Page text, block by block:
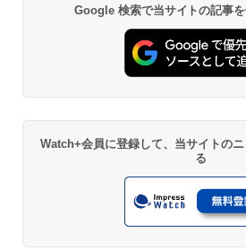
Google 検索で当サイトの記事
Watch+会員に登録して、当サイトの
る